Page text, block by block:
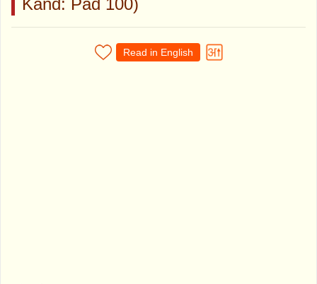
Kand: Pad 100)
Read in English